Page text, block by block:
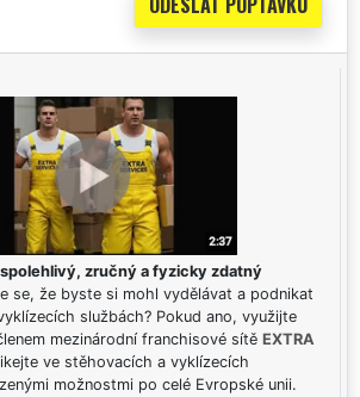
zručný a fyzicky zdatný
se, že byste si mohl vydělávat a podnikat
službách? Pokud ano, využijte
mezinárodní franchisové sítě EXTRA
ve stěhovacích a vyklízecích
možnostmi po celé Evropské unii.